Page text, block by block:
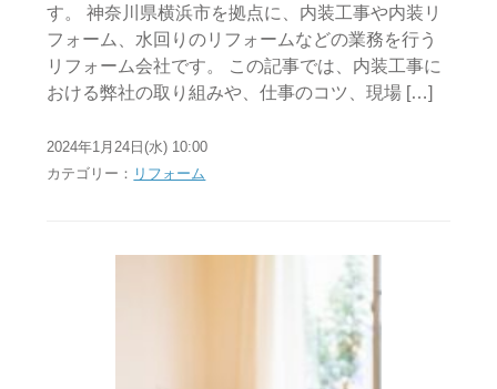
す。 神奈川県横浜市を拠点に、内装工事や内装リ
フォーム、水回りのリフォームなどの業務を行う
リフォーム会社です。 この記事では、内装工事に
おける弊社の取り組みや、仕事のコツ、現場 […]
2024年1月24日(水) 10:00
カテゴリー： リフォーム